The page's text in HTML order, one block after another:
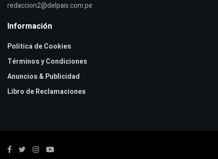
redaccion2@delpais.com.pe
Información
Política de Cookies
Términos y Condiciones
Anuncios & Publicidad
Libro de Reclamaciones